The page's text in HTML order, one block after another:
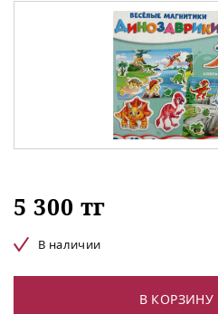
5 300 тг
В наличии
В КОРЗИНУ